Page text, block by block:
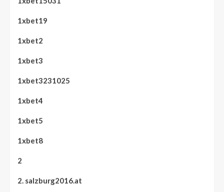
1xbet19
1xbet2
1xbet3
1xbet3231025
1xbet4
1xbet5
1xbet8
2
2. salzburg2016.at